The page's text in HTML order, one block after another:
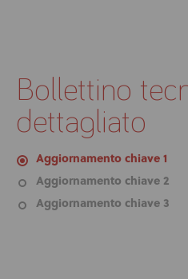
Knowledge Base
Support
Bollettino
dettagliato
Aggiornamento chiave 1
Aggiornamento chiave 2
Aggiornamento chiave 3